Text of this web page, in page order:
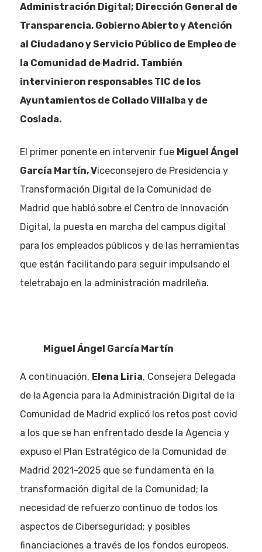
Administración Digital; Dirección General de
Transparencia, Gobierno Abierto y Atención
al Ciudadano y Servicio Público de Empleo de
la Comunidad de Madrid. También
intervinieron responsables TIC de los
Ayuntamientos de Collado Villalba y de
Coslada.
El primer ponente en intervenir fue Miguel Ángel
García Martín, Viceconsejero de Presidencia y
Transformación Digital de la Comunidad de
Madrid que habló sobre el Centro de Innovación
Digital, la puesta en marcha del campus digital
para los empleados públicos y de las herramientas
que están facilitando para seguir impulsando el
teletrabajo en la administración madrileña.
Miguel Ángel García Martín
A continuación, Elena Liria, Consejera Delegada
de la Agencia para la Administración Digital de la
Comunidad de Madrid explicó los retos post covid
a los que se han enfrentado desde la Agencia y
expuso el Plan Estratégico de la Comunidad de
Madrid 2021-2025 que se fundamenta en la
transformación digital de la Comunidad; la
necesidad de refuerzo continuo de todos los
aspectos de Ciberseguridad; y posibles
financiaciones a través de los fondos europeos.